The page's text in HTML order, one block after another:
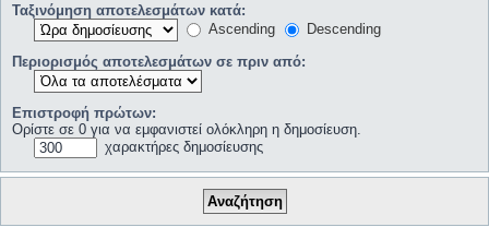
Ταξινόμηση αποτελεσμάτων κατά:
Ascending
Descending
Περιορισμός αποτελεσμάτων σε πριν από:
Επιστροφή πρώτων:
Ορίστε σε 0 για να εμφανιστεί ολόκληρη η δημοσίευση.
χαρακτήρες δημοσίευσης